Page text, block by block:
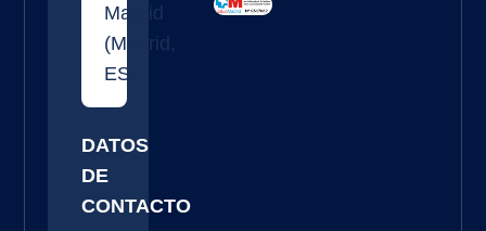
Madrid
(Madrid ,
ES
DATOS
DE
CONTACTO